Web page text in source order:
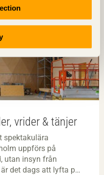
vrider & tänjer
spektakulära
uppförs på
utan insyn från
det dags att lyfta på